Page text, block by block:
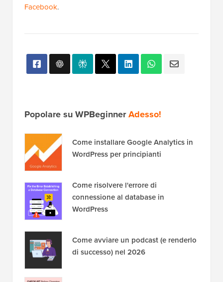
Facebook.
Popolare su WPBeginnerAdesso!
Come installare Google Analytics in
WordPress per principianti
Come risolvere l'errore di
connessione al database in
WordPress
Come avviare un podcast (e renderlo
di successo) nel 2026